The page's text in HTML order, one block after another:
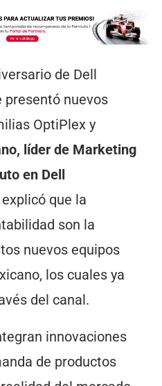
de Dell
presentó nuevos
OptiPlex y
líder de Marketing
en Dell
explicó que la
son la
nuevos equipos
los cuales ya
del canal.
innovaciones
de productos